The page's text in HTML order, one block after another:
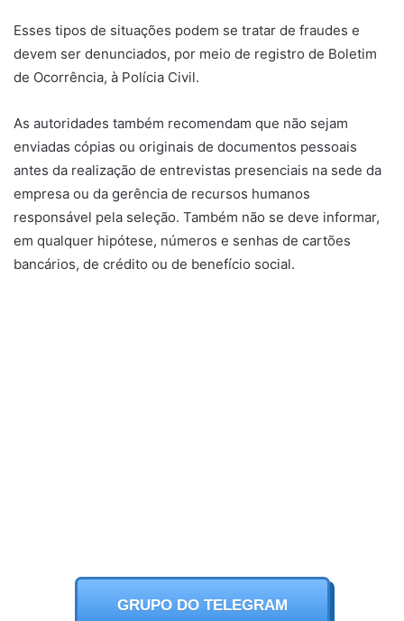
Esses tipos de situações podem se tratar de fraudes e
devem ser denunciados, por meio de registro de Boletim
de Ocorrência, à Polícia Civil.
As autoridades também recomendam que não sejam
enviadas cópias ou originais de documentos pessoais
antes da realização de entrevistas presenciais na sede da
empresa ou da gerência de recursos humanos
responsável pela seleção. Também não se deve informar,
em qualquer hipótese, números e senhas de cartões
bancários, de crédito ou de benefício social.
GRUPO DO TELEGRAM